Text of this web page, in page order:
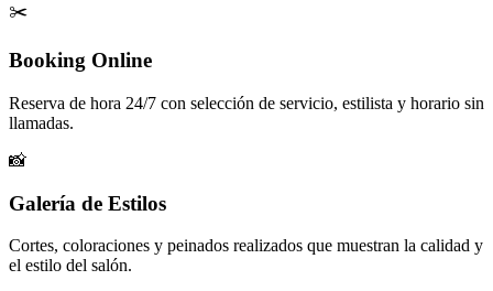
✂️
Booking Online
Reserva de hora 24/7 con selección de servicio, estilista y horario sin
llamadas.
📸
Galería de Estilos
Cortes, coloraciones y peinados realizados que muestran la calidad y
el estilo del salón.